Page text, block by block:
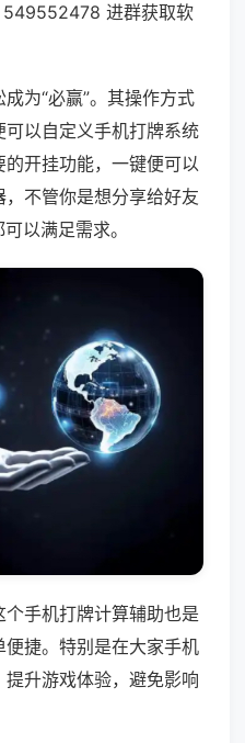
549552478 进群获取软
为“必赢”。其操作方式
以自定义手机打牌系统
开挂功能，一键便可以
不管你是想分享给好友
以满足需求。
手机打牌计算辅助也是
捷。特别是在大家手机
升游戏体验，避免影响